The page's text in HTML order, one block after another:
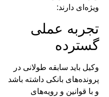
ویژه‌ای دارند:
تجربه عملی
گسترده
وکیل باید سابقه طولانی در
پرونده‌های بانکی داشته باشد
و با قوانین و رویه‌های